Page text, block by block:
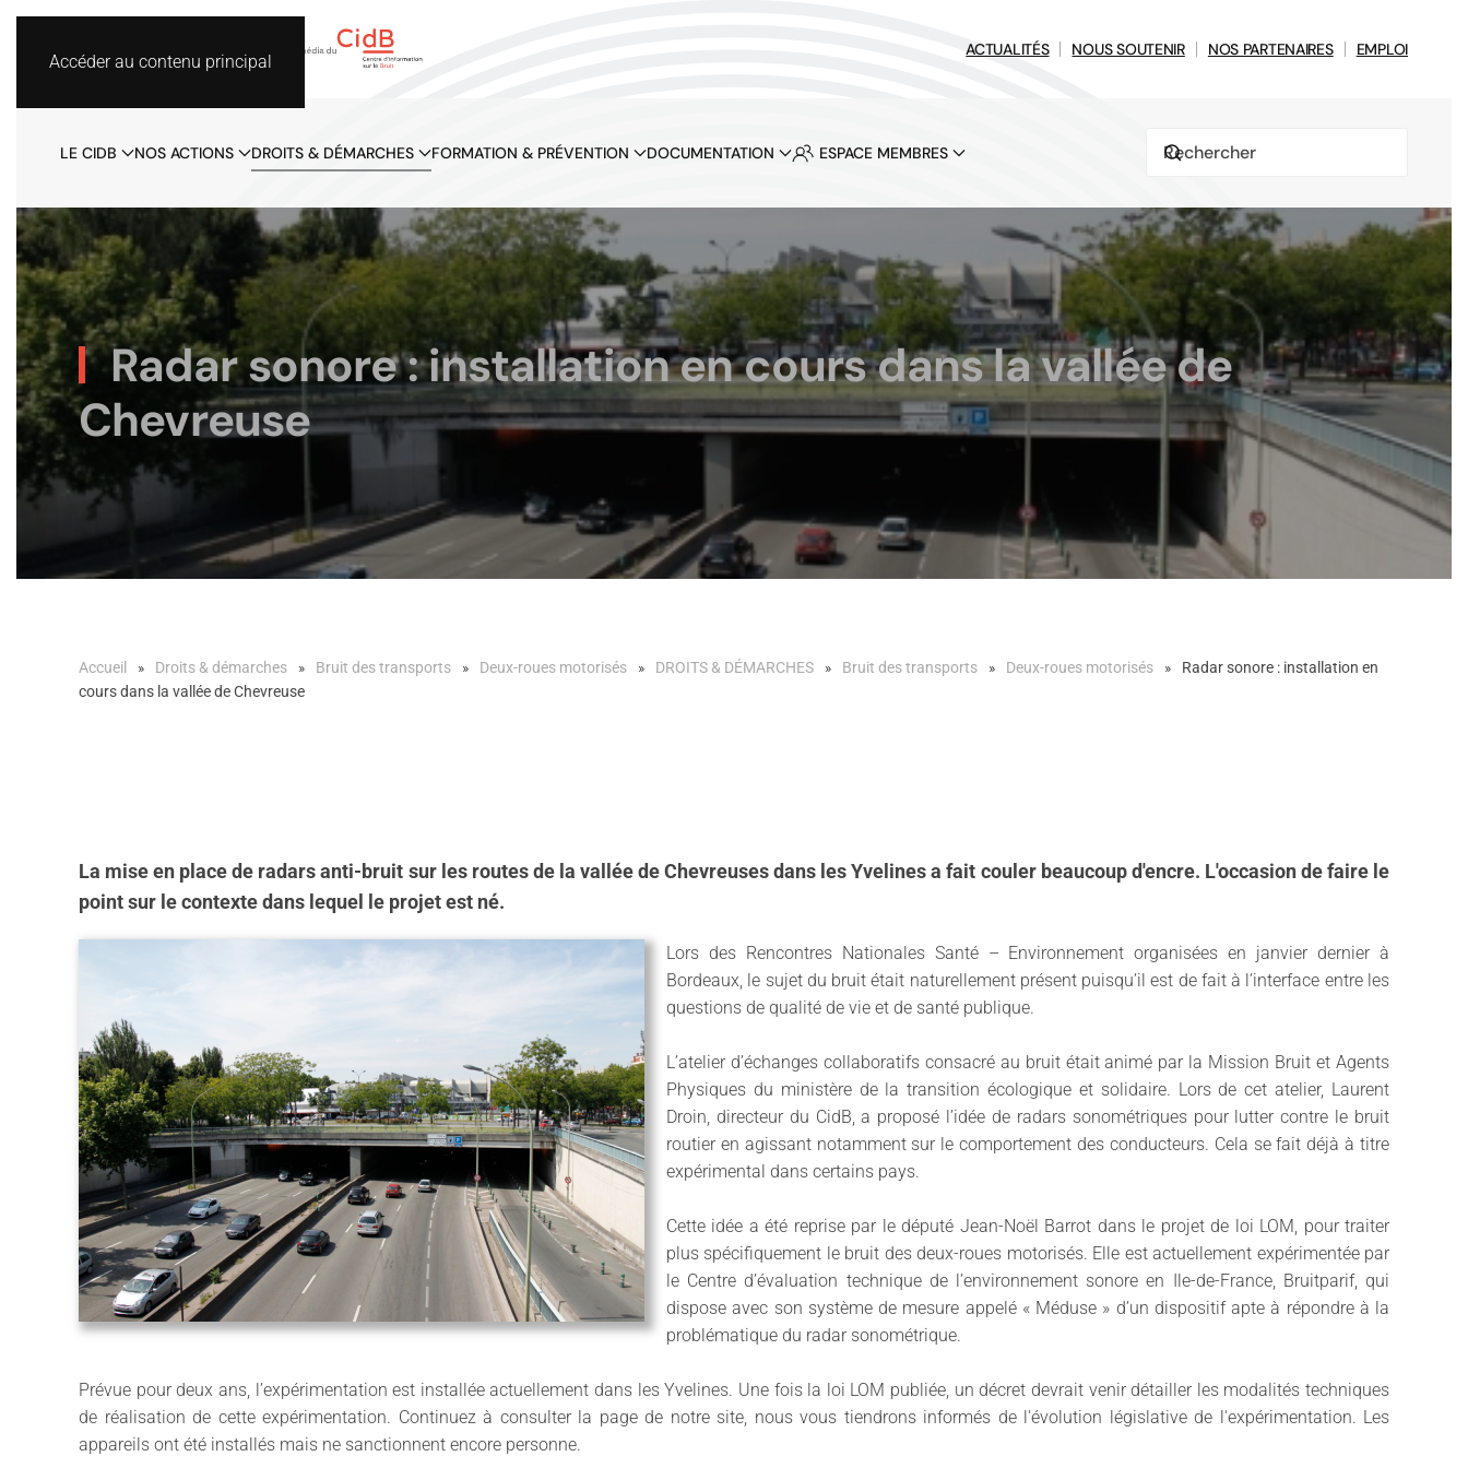
Accéder au contenu principal
ACTUALITÉS NOUS SOUTENIR NOS PARTENAIRES EMPLOI
LE CIDB NOS ACTIONS DROITS & DÉMARCHES FORMATION & PRÉVENTION DOCUMENTATION ESPACE MEMBRES
Radar sonore : installation en cours dans la vallée de
Chevreuse
Accueil Droits & démarches Bruit des transports Deux-roues motorisés DROITS & DÉMARCHES Bruit des transports Deux-roues motorisés
Radar sonore : installation en
cours dans la vallée de Chevreuse
La mise en place de radars anti-bruit sur les routes de la vallée de Chevreuses dans les Yvelines a fait couler beaucoup d'encre. L'occasion de faire le
point sur le contexte dans lequel le projet est né.
Lors des Rencontres Nationales Santé – Environnement organisées en janvier dernier à
Bordeaux, le sujet du bruit était naturellement présent puisqu’il est de fait à l’interface entre les
questions de qualité de vie et de santé publique.
L’atelier d’échanges collaboratifs consacré au bruit était animé par la Mission Bruit et Agents
Physiques du ministère de la transition écologique et solidaire. Lors de cet atelier, Laurent
Droin, directeur du CidB, a proposé l’idée de radars sonométriques pour lutter contre le bruit
routier en agissant notamment sur le comportement des conducteurs. Cela se fait déjà à titre
expérimental dans certains pays.
Cette idée a été reprise par le député Jean-Noël Barrot dans le projet de loi LOM, pour traiter
plus spécifiquement le bruit des deux-roues motorisés. Elle est actuellement expérimentée par
le Centre d’évaluation technique de l’environnement sonore en Ile-de-France, Bruitparif, qui
dispose avec son système de mesure appelé « Méduse » d’un dispositif apte à répondre à la
problématique du radar sonométrique.
Prévue pour deux ans, l’expérimentation est installée actuellement dans les Yvelines. Une fois la loi LOM publiée, un décret devrait venir détailler les modalités techniques
de réalisation de cette expérimentation. Continuez à consulter la page de notre site, nous vous tiendrons informés de l'évolution législative de l'expérimentation. Les
appareils ont été installés mais ne sanctionnent encore personne.